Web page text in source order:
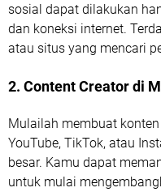
sosial dapat dilakukan
dan koneksi internet.
atau situs yang mencari
2. Content Creator di
Mulailah membuat
YouTube, TikTok, atau
besar. Kamu dapat
untuk mulai